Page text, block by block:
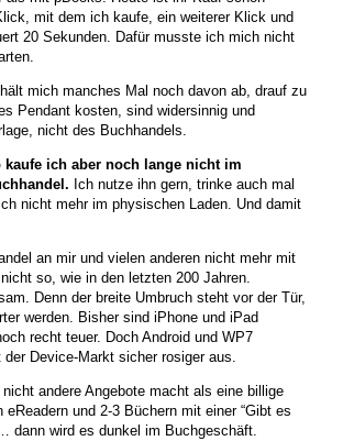
mit dem ich kaufe, ein weiterer Klick und
20 Sekunden. Dafür musste ich mich nicht
mich manches Mal noch davon ab, drauf zu
Pendant kosten, sind widersinnig und
nicht des Buchhandels.
ich aber noch lange nicht im
Ich nutze ihn gern, trinke auch mal
nicht mehr im physischen Laden. Und damit
an mir und vielen anderen nicht mehr mit
so, wie in den letzten 200 Jahren.
Denn der breite Umbruch steht vor der Tür,
werden. Bisher sind iPhone und iPad
recht teuer. Doch Android und WP7
Device-Markt sicher rosiger aus.
andere Angebote macht als eine billige
und 2-3 Büchern mit einer “Gibt es
dann wird es dunkel im Buchgeschäft.